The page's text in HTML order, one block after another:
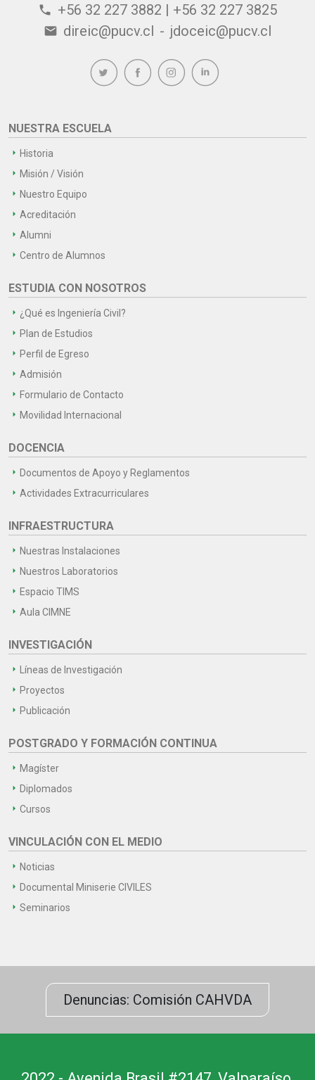
phone +56 32 227 3882 | +56 32 227 3825
email direic@pucv.cl - jdoceic@pucv.cl
NUESTRA ESCUELA
Historia
Misión / Visión
Nuestro Equipo
Acreditación
Alumni
Centro de Alumnos
ESTUDIA CON NOSOTROS
¿Qué es Ingeniería Civil?
Plan de Estudios
Perfil de Egreso
Admisión
Formulario de Contacto
Movilidad Internacional
DOCENCIA
Documentos de Apoyo y Reglamentos
Actividades Extracurriculares
INFRAESTRUCTURA
Nuestras Instalaciones
Nuestros Laboratorios
Espacio TIMS
Aula CIMNE
INVESTIGACIÓN
Líneas de Investigación
Proyectos
Publicación
POSTGRADO Y FORMACIÓN CONTINUA
Magíster
Diplomados
Cursos
VINCULACIÓN CON EL MEDIO
Noticias
Documental Miniserie CIVILES
Seminarios
Denuncias: Comisión CAHVDA